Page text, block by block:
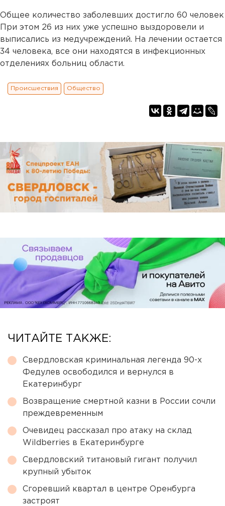
Общее количество заболевших достигло 60 человек
При этом 26 из них уже успешно выздоровели и
выписались из медучреждений. На лечении остается
34 человека, все они находятся в инфекционных
отделениях больниц области.
Происшествия Общество
ЧИТАЙТЕ ТАКЖЕ:
Свердловская криминальная легенда 90-х
Федулев освободился и вернулся в
Екатеринбург
Возвращение смертной казни в России сочли
преждевременным
Очевидец рассказал про атаку на склад
Wildberries в Екатеринбурге
Свердловский титановый гигант получил
крупный убыток
Сгоревший квартал в центре Оренбурга
застроят